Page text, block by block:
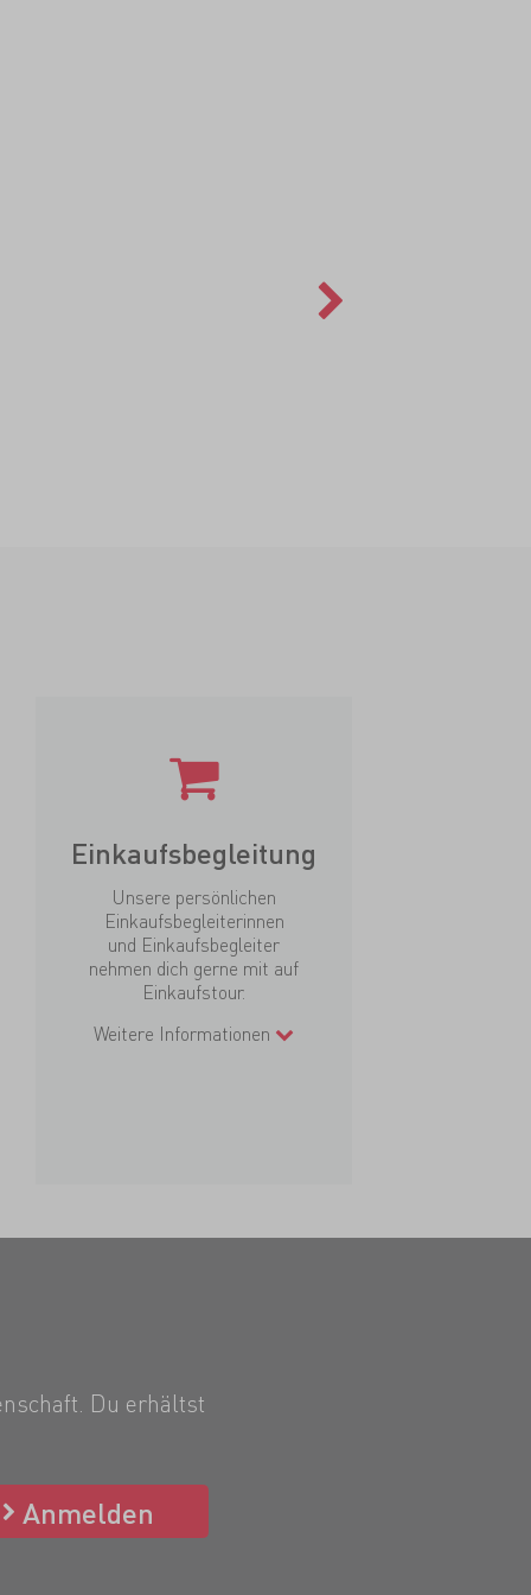
Einkaufsbegleitung
Unsere persönlichen
Einkaufsbegleiterinnen
und Einkaufsbegleiter
nehmen dich gerne mit auf
Einkaufstour.
Weitere Informationen
Du erhältst
Anmelden